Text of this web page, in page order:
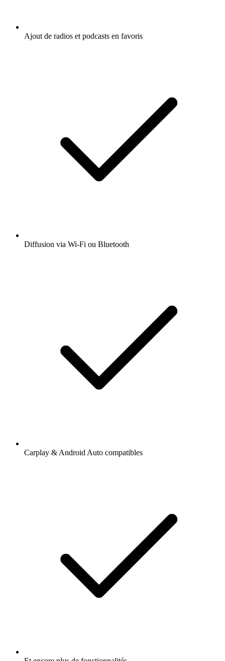
Ajout de radios et podcasts en favoris
Diffusion via Wi-Fi ou Bluetooth
Carplay & Android Auto compatibles